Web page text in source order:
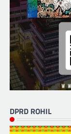
DPRD ROHIL